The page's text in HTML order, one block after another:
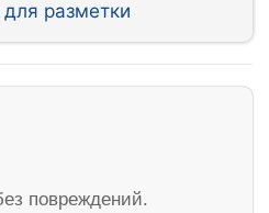
разметки
повреждений.